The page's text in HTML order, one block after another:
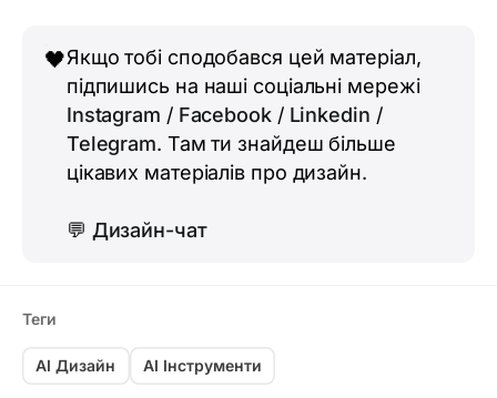
🖤Якщо тобі сподобався цей матеріал,
підпишись на наші соціальні мережі
Instagram / Facebook/ Linkedin /
Telegram. Там ти знайдеш більше
цікавих матеріалів про дизайн.
💬 Дизайн-чат
Теги
AI Дизайн AI Інструменти